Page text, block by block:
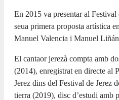
En 2015 va presentar al Festival
seua primera proposta artística
Manuel Valencia i Manuel
El cantaor jerezà compta amb
(2014), enregistrat en directe al
Jerez dins del Festival de Jerez
tierra (2019), disc d’estudi amb